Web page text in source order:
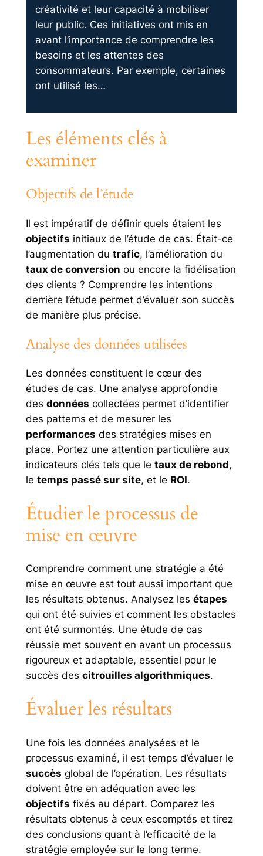
créativité et leur capacité à mobiliser
leur public. Ces initiatives ont mis en
avant l’importance de comprendre les
besoins et les attentes des
consommateurs. Par exemple, certaines
ont utilisé les…
Les éléments clés à
examiner
Objectifs de l’étude
Il est impératif de définir quels étaient les
objectifs initiaux de l’étude de cas. Était-ce
l’augmentation du trafic, l’amélioration du
taux de conversion ou encore la fidélisation
des clients ? Comprendre les intentions
derrière l’étude permet d’évaluer son succès
de manière plus précise.
Analyse des données utilisées
Les données constituent le cœur des
études de cas. Une analyse approfondie
des données collectées permet d’identifier
des patterns et de mesurer les
performances des stratégies mises en
place. Portez une attention particulière aux
indicateurs clés tels que le taux de rebond,
le temps passé sur site, et le ROI.
Étudier le processus de
mise en œuvre
Comprendre comment une stratégie a été
mise en œuvre est tout aussi important que
les résultats obtenus. Analysez les étapes
qui ont été suivies et comment les obstacles
ont été surmontés. Une étude de cas
réussie met souvent en avant un processus
rigoureux et adaptable, essentiel pour le
succès des citrouilles algorithmiques.
Évaluer les résultats
Une fois les données analysées et le
processus examiné, il est temps d’évaluer le
succès global de l’opération. Les résultats
doivent être en adéquation avec les
objectifs fixés au départ. Comparez les
résultats obtenus à ceux escomptés et tirez
des conclusions quant à l’efficacité de la
stratégie employée sur le long terme.